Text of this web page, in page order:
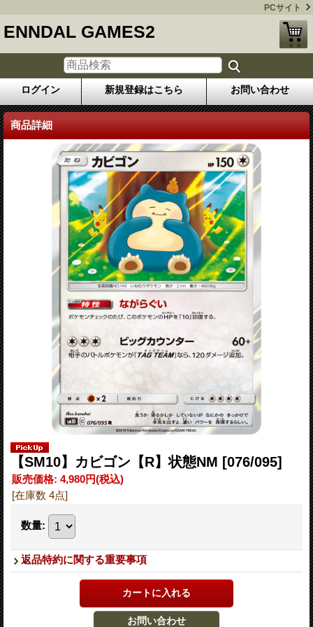
PCサイト
ENNDAL GAMES2
ログイン 新規登録はこちら お問い合わせ
商品詳細
【SM10】カビゴン【R】状態NM [076/095]
販売価格: 4,980円(税込)
[在庫数 4点]
数量:
返品特約に関する重要事項